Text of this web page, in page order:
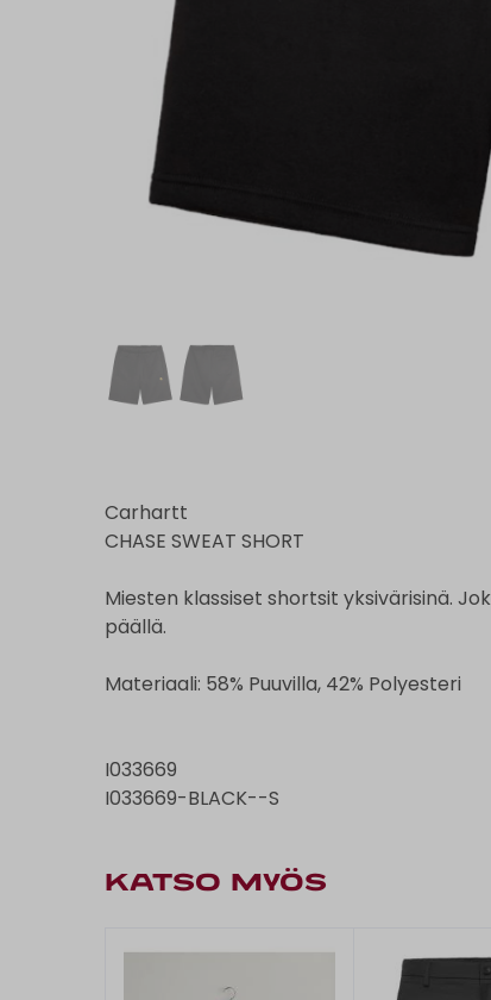
Carhartt
CHASE SWEAT SHORT
Miesten klassiset shortsit yksivärisinä.
päällä.
Materiaali: 58% Puuvilla, 42% Polyesteri
I033669
I033669-BLACK--S
KATSO MYÖS